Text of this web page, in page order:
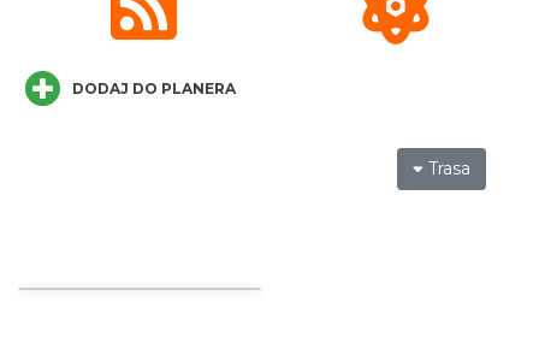
CieszynDODAJ DO PLANERA
Trasa